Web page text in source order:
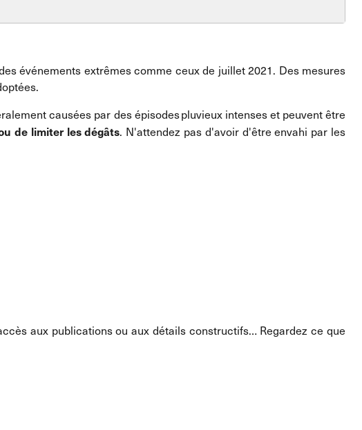
événements extrêmes comme ceux de juillet 2021. Des mesures
causées par des épisodes pluvieux intenses et peuvent être
de limiter les dégâts. N'attendez pas d'avoir d'être envahi par les
aux publications ou aux détails constructifs… Regardez ce que